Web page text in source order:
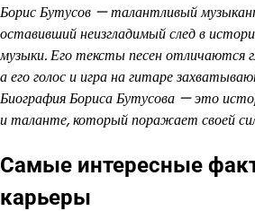
Борис Бутусов — талантливый
оставивший неизгладимый след в
музыки. Его тексты песен отличаются
а его голос и игра на гитаре
Биография Бориса Бутусова — это
и таланте, который поражает своей
Самые интересные
карьеры